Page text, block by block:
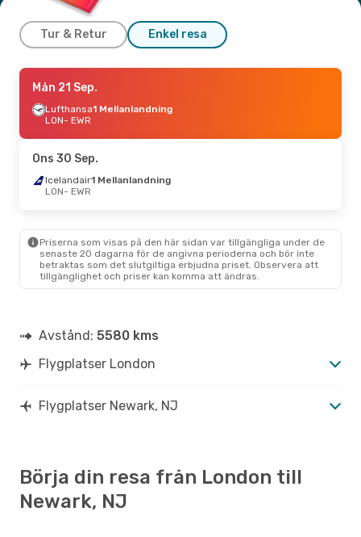
Tur & Retur Enkel resa
Tors 27 Aug.
British AirwaysDirekt
LON- EWR
EWR- LON
Fre 4 Sep.- Sön 13 Sep.
EWR
Mån 28 Sep.- Sön 4 Okt.
Scandinavian Airlines
1 Mellanlandning
Mån 21 Sep.
Lufthansa1 Mellanlandning
LON- EWR
Ons 30 Sep.
Icelandair1 Mellanlandning
LON- EWR
Priserna som visas på den här sidan var tillgängliga under de
senaste 20 dagarna för de angivna perioderna och bör inte
betraktas som det slutgiltiga erbjudna priset. Observera att
tillgänglighet och priser kan komma att ändras.
Avstånd: 5580 kms
Flygplatser London
Flygplatser Newark, NJ
Börja din resa från London till
Newark, NJ